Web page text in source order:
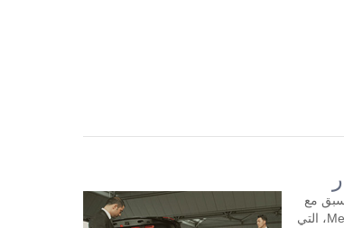
مع
سائق لمدة ساعتين أو أكثر في اليوم. خدمة Meet and Greet، التي